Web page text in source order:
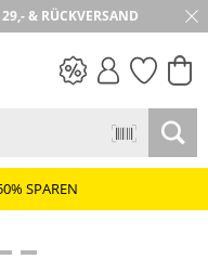
& RÜCKVERSAND
SPAREN